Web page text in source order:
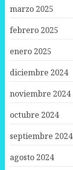
marzo 2025
febrero 2025
enero 2025
diciembre 2024
noviembre 2024
octubre 2024
septiembre 2024
agosto 2024